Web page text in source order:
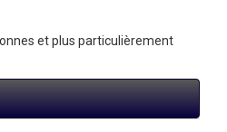
et plus particulièrement